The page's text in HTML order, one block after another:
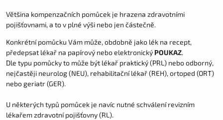
Většina kompenzačních pomůcek je hrazena zdravotními
pojišťovnami, a to v plné výši nebo jen částečně.
Konkrétní pomůcku Vám může, obdobně jako lék na recept,
předepsat lékař na papírový nebo elektronický POUKAZ.
Dle typu pomůcky to může být lékař praktický (PRL) nebo odborný,
nejčastěji neurolog (NEU), rehabilitační lékař (REH), ortoped (ORT)
nebo geriatr (GER).
U některých typů pomůcek je navíc nutné schválení revizním
lékařem zdravotní pojišťovny (RL).